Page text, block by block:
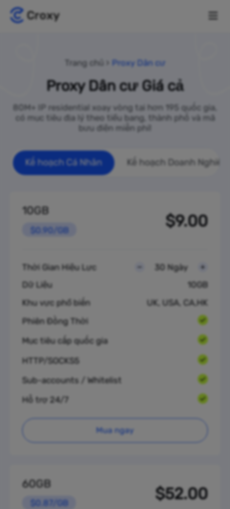
Trang chủ Proxy Dân cư
Proxy Dân cư Giá cả
80M+ IP residential xoay vòng tại hơn 195 quốc gia,
có mục tiêu địa lý theo tiểu bang, thành phố và mã
bưu điện miễn phí!
Kế hoạch Cá Nhân Kế hoạch Doanh Nghiệp
10GB
$9.00
$0.90/GB
Thời Gian Hiệu Lực
30 Ngày
Dữ Liệu
10GB
Khu vực phổ biến
UK, USA, CA,HK
Phiên Đồng Thời
Mục tiêu cấp quốc gia
HTTP/SOCKS5
Sub-accounts / Whitelist
Hỗ trợ 24/7
Mua ngay
60GB
$52.00
$0.87/GB